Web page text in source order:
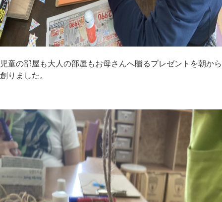
児童の部屋も大人の部屋もお母さんへ贈るプレゼントを朝から
創りました。